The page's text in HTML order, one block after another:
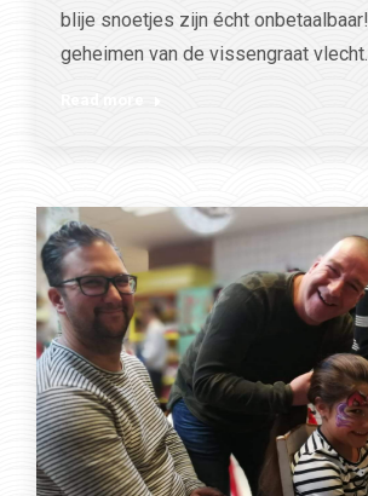
blije snoetjes zijn écht
geheimen van de vissengraat